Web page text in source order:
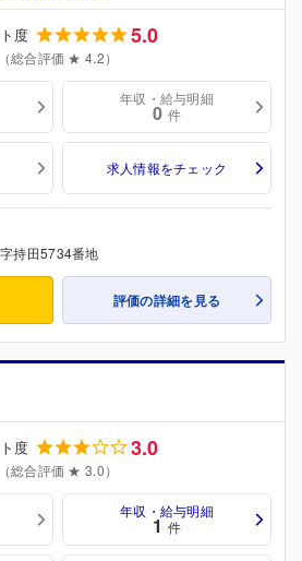
度 5.0
（総合評価 ★ 4.2）
年収・給与明細
0 件
求人情報をチェック
持田5734番地
評価の詳細を見る
度 3.0
（総合評価 ★ 3.0）
年収・給与明細
1 件